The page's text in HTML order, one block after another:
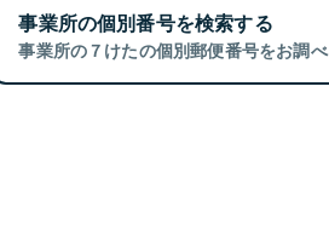
事業所の個別番号を検索する
事業所の７けたの個別郵便番号をお調べ